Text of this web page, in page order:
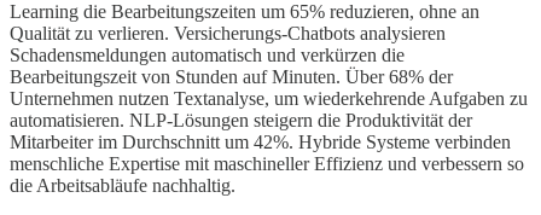
Learning die Bearbeitungszeiten um 65% reduzieren, ohne an
Qualität zu verlieren. Versicherungs-Chatbots analysieren
Schadensmeldungen automatisch und verkürzen die
Bearbeitungszeit von Stunden auf Minuten. Über 68% der
Unternehmen nutzen Textanalyse, um wiederkehrende Aufgaben zu
automatisieren. NLP-Lösungen steigern die Produktivität der
Mitarbeiter im Durchschnitt um 42%. Hybride Systeme verbinden
menschliche Expertise mit maschineller Effizienz und verbessern so
die Arbeitsabläufe nachhaltig.